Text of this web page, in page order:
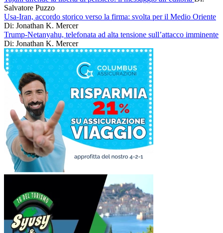
Salvatore Puzzo
Usa-Iran, accordo storico verso la firma: svolta per il Medio Oriente
Di: Jonathan K. Mercer
Trump-Netanyahu, telefonata ad alta tensione sull’attacco imminente
Di: Jonathan K. Mercer